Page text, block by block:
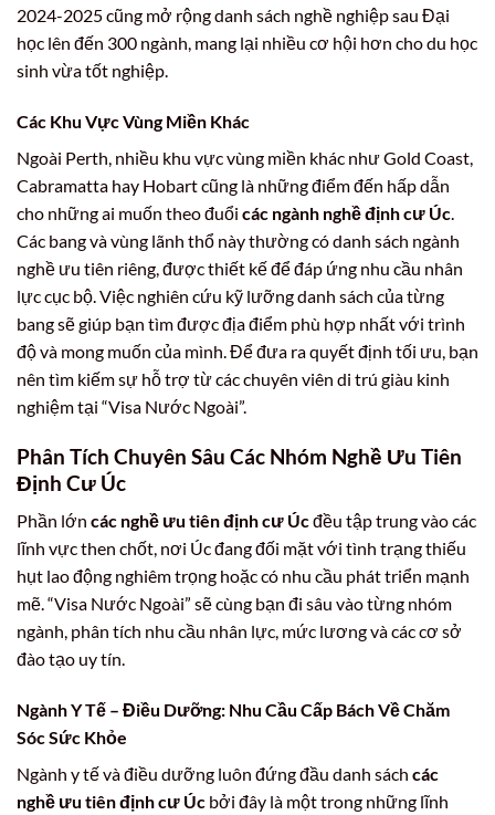
2024-2025 cũng mở rộng danh sách nghề nghiệp sau Đại
học lên đến 300 ngành, mang lại nhiều cơ hội hơn cho du học
sinh vừa tốt nghiệp.
Các Khu Vực Vùng Miền Khác
Ngoài Perth, nhiều khu vực vùng miền khác như Gold Coast,
Cabramatta hay Hobart cũng là những điểm đến hấp dẫn
cho những ai muốn theo đuổi các ngành nghề định cư Úc.
Các bang và vùng lãnh thổ này thường có danh sách ngành
nghề ưu tiên riêng, được thiết kế để đáp ứng nhu cầu nhân
lực cục bộ. Việc nghiên cứu kỹ lưỡng danh sách của từng
bang sẽ giúp bạn tìm được địa điểm phù hợp nhất với trình
độ và mong muốn của mình. Để đưa ra quyết định tối ưu, bạn
nên tìm kiếm sự hỗ trợ từ các chuyên viên di trú giàu kinh
nghiệm tại “Visa Nước Ngoài”.
Phân Tích Chuyên Sâu Các Nhóm Nghề Ưu Tiên
Định Cư Úc
Phần lớn các nghề ưu tiên định cư Úcđều tập trung vào các
lĩnh vực then chốt, nơi Úc đang đối mặt với tình trạng thiếu
hụt lao động nghiêm trọng hoặc có nhu cầu phát triển mạnh
mẽ. “Visa Nước Ngoài” sẽ cùng bạn đi sâu vào từng nhóm
ngành, phân tích nhu cầu nhân lực, mức lương và các cơ sở
đào tạo uy tín.
Ngành Y Tế – Điều Dưỡng: Nhu Cầu Cấp Bách Về Chăm
Sóc Sức Khỏe
Ngành y tế và điều dưỡng luôn đứng đầu danh sách các
nghề ưu tiên định cư Úc bởi đây là một trong những lĩnh